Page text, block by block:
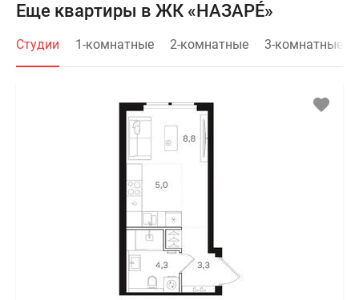
Еще квартиры в ЖК «НАЗАРÉ»
Студии 1-комнатные 2-комнатные 3-комнатные